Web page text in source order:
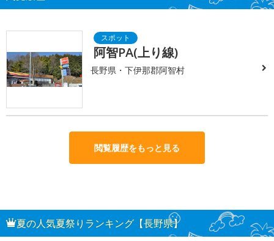
阿智PA(上り線)
長野県・下伊那郡阿智村
閲覧履歴をもっと見る
夏の人気夏祭りランキング【長野県】